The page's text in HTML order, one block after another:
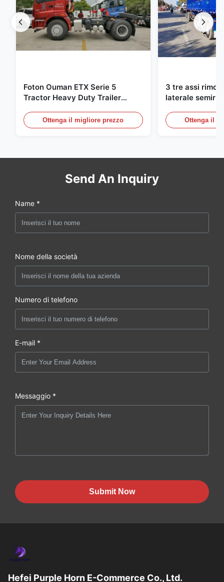
Foton Ouman ETX Serie 5
Tractor Heavy Duty Trailer
Ottenga il migliore prezzo
3 tre assi
laterale
13000mm
Ottenga il
Send An Inquiry
Name *
Nome della società
Numero di telefono
E-mail *
Messaggio *
Submit Now
Hefei Purple Horn E-Commerce Co., Ltd.